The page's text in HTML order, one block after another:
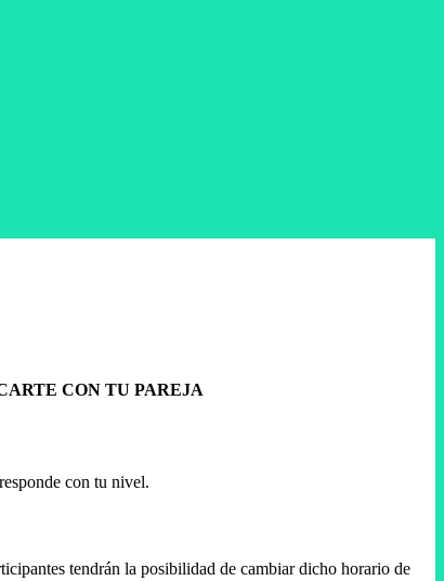
CON TU PAREJA
con tu nivel.
tendrán la posibilidad de cambiar dicho horario de